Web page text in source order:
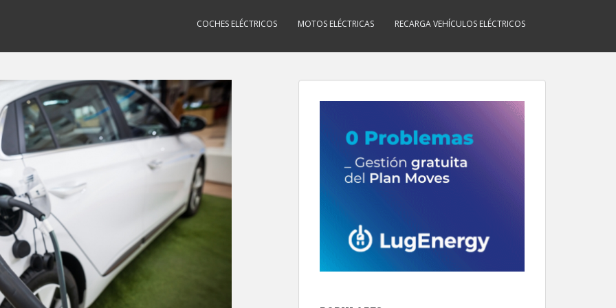
COCHES ELÉCTRICOS MOTOS ELÉCTRICAS RECARGA VEHÍCULOS ELÉCTRICOS